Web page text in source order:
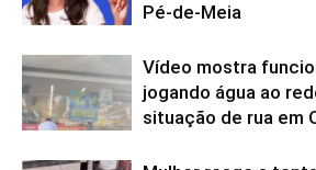
Pé-de-Meia
Vídeo mostra
jogando água ao
situação de rua em